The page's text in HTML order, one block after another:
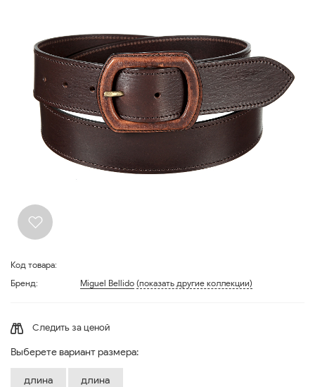
Код товара:
Бренд:
Miguel Bellido (показать другие коллекции)
Следить за ценой
Выберете вариант размера:
длина
длина